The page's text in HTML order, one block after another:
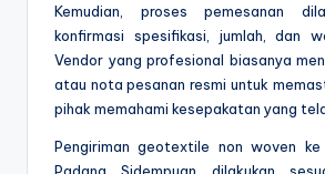
Kemudian, proses pemesanan
konfirmasi spesifikasi, jumlah, dan
Vendor yang profesional biasanya
atau nota pesanan resmi untuk
pihak memahami kesepakatan yang
Pengiriman geotextile non woven